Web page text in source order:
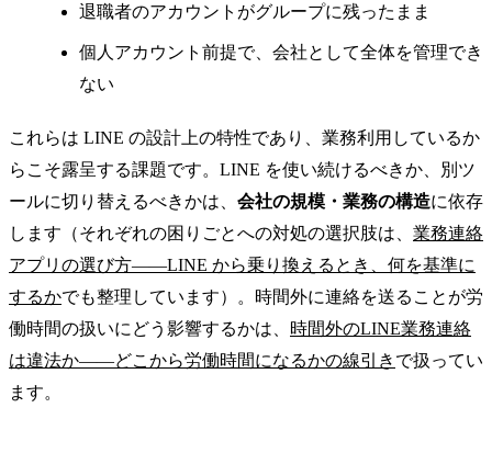
退職者のアカウントがグループに残ったまま
個人アカウント前提で、会社として全体を管理でき
ない
これらは LINE の設計上の特性であり、業務利用しているか
らこそ露呈する課題です。LINE を使い続けるべきか、別ツ
ールに切り替えるべきかは、 会社の規模・業務の構造に依存
します（それぞれの困りごとへの対処の選択肢は、 業務連絡
アプリの選び方——LINE から乗り換えるとき、何を基準に
するかでも整理しています）。時間外に連絡を送ることが労
働時間の扱いにどう影響するかは、 時間外のLINE業務連絡
は違法か——どこから労働時間になるかの線引き で扱ってい
ます。